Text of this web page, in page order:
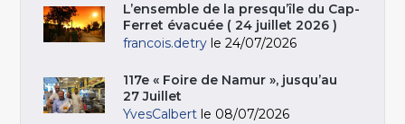
L’ensemble de la presqu’île du Cap-
Ferret évacuée ( 24 juillet 2026 )
francois.detry le 24/07/2026
117e « Foire de Namur », jusqu’au
27 Juillet
YvesCalbert le 08/07/2026